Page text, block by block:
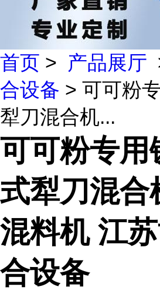
首页 > 产品展厅
合设备 > 可可粉
犁刀混合机...
可可粉专用
式犁刀混合
混料机 江
合设备